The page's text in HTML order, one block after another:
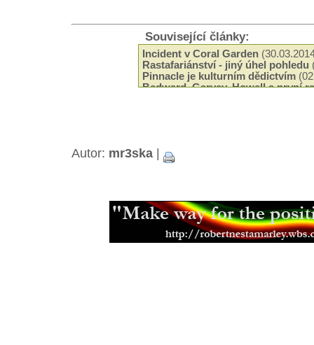
Související články:
Incident v Coral Garden
Rastafariánství - jiný úhel pohledu
Pinnacle je kulturním dědictvím
Bedward, Garvey, Howell a první
Konopí a náboenství
Nelson Mandela o Haile Selassiem
Kalifornie je pojmenována podle
(07.10.2012)
Indiáni jim přezdívali Buffalo
Autor: mr3ska